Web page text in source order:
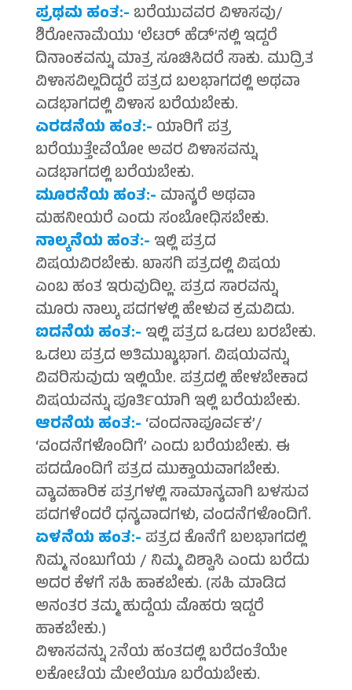
ಪ್ರಥಮ ಹಂತ:- ಬರೆಯುವವರ ವಿಳಾಸವು/
ಶಿರೋನಾಮೆಯು ‘ಲೆಟರ್ ಹೆಡ್’ನಲ್ಲಿ ಇದ್ದರೆ
ದಿನಾಂಕವನ್ನು ಮಾತ್ರ ಸೂಚಿಸಿದರೆ ಸಾಕು. ಮುದ್ರಿತ
ವಿಳಾಸವಿಲ್ಲದಿದ್ದರೆ ಪತ್ರದ ಬಲಭಾಗದಲ್ಲಿ ಅಥವಾ
ಎಡಭಾಗದಲ್ಲಿ ವಿಳಾಸ ಬರೆಯಬೇಕು.
ಎರಡನೆಯ ಹಂತ:- ಯಾರಿಗೆ ಪತ್ರ
ಬರೆಯುತ್ತೇವೆಯೋ ಅವರ ವಿಳಾಸವನ್ನು
ಎಡಭಾಗದಲ್ಲಿ ಬರೆಯಬೇಕು.
ಮೂರನೆಯ ಹಂತ:- ಮಾನ್ಯರೆ ಅಥವಾ
ಮಹನೀಯರೆ ಎಂದು ಸಂಬೋಧಿಸಬೇಕು.
ನಾಲ್ಕನೆಯ ಹಂತ:- ಇಲ್ಲಿ ಪತ್ರದ
ವಿಷಯವಿರಬೇಕು. ಖಾಸಗಿ ಪತ್ರದಲ್ಲಿ ವಿಷಯ
ಎಂಬ ಹಂತ ಇರುವುದಿಲ್ಲ. ಪತ್ರದ ಸಾರವನ್ನು
ಮೂರು ನಾಲ್ಕು ಪದಗಳಲ್ಲಿ ಹೇಳುವ ಕ್ರಮವಿದು.
ಐದನೆಯ ಹಂತ:- ಇಲ್ಲಿ ಪತ್ರದ ಒಡಲು ಬರಬೇಕು.
ಒಡಲು ಪತ್ರದ ಅತಿಮುಖ್ಯಭಾಗ. ವಿಷಯವನ್ನು
ವಿವರಿಸುವುದು ಇಲ್ಲಿಯೇ. ಪತ್ರದಲ್ಲಿ ಹೇಳಬೇಕಾದ
ವಿಷಯವನ್ನು ಪೂರ್ತಿಯಾಗಿ ಇಲ್ಲಿ ಬರೆಯಬೇಕು.
ಆರನೆಯ ಹಂತ:- ‘ವಂದನಾಪೂರ್ವಕ’/
‘ವಂದನೆಗಳೊಂದಿಗೆ’ ಎಂದು ಬರೆಯಬೇಕು. ಈ
ಪದದೊಂದಿಗೆ ಪತ್ರದ ಮುಕ್ತಾಯವಾಗಬೇಕು.
ವ್ಯಾವಹಾರಿಕ ಪತ್ರಗಳಲ್ಲಿ ಸಾಮಾನ್ಯವಾಗಿ ಬಳಸುವ
ಪದಗಳೆಂದರೆ ಧನ್ಯವಾದಗಳು, ವಂದನೆಗಳೊಂದಿಗೆ.
ಏಳನೆಯ ಹಂತ:- ಪತ್ರದ ಕೊನೆಗೆ ಬಲಭಾಗದಲ್ಲಿ
ನಿಮ್ಮ ನಂಬುಗೆಯ / ನಿಮ್ಮ ವಿಶ್ವಾಸಿ ಎಂದು ಬರೆದು
ಅದರ ಕೆಳಗೆ ಸಹಿ ಹಾಕಬೇಕು. (ಸಹಿ ಮಾಡಿದ
ಅನಂತರ ತಮ್ಮ ಹುದ್ದೆಯ ಮೊಹರು ಇದ್ದರೆ
ಹಾಕಬೇಕು.)
ವಿಳಾಸವನ್ನು 2ನೆಯ ಹಂತದಲ್ಲಿ ಬರೆದಂತೆಯೇ
ಲಕೋಟೆಯ ಮೇಲೆಯೂ ಬರೆಯಬೇಕು.